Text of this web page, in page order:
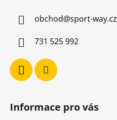
obchod@sport-way.cz
731 525 992
Informace pro vás